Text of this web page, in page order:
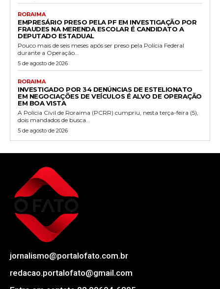
RORAIMA
EMPRESÁRIO PRESO PELA PF EM INVESTIGAÇÃO POR
FRAUDES NA MERENDA ESCOLAR É CANDIDATO A
DEPUTADO ESTADUAL
Pouco mais de seis meses após ser preso pela Polícia Federal
durante a Operação...
5 de agosto de 2026
RORAIMA
INVESTIGADO POR 34 DENÚNCIAS DE ESTELIONATO
EM NEGOCIAÇÕES DE VEÍCULOS É ALVO DE OPERAÇÃO
EM BOA VISTA
A Polícia Civil de Roraima (PCRR) cumpriu, nesta terça-feira (5),
dois mandados de busca...
5 de agosto de 2026
jornalismo@portalofato.com.br
redacao.portalofato@gmail.com